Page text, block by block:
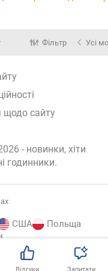
Фільтр Усі
щодо сайту
- новинки, хіти
годинники.
США
Польща